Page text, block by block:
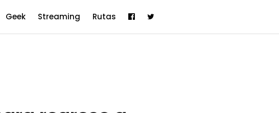
Geek Streaming Rutas